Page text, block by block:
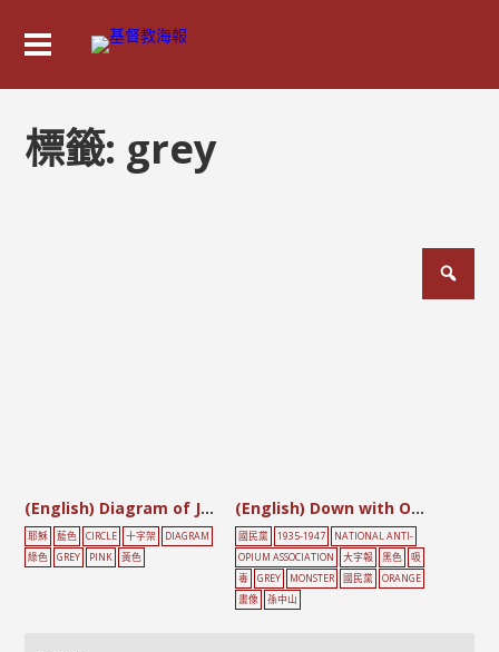
標籤: grey
(English) Diagram of Jesus’ Life
耶穌 藍色 CIRCLE 十字架
DIAGRAM
綠色
GREY PINK 黃色
(English) Down with Opium and Narcotics
國民黨 1935-1947
NATIONAL ANTI-
OPIUM ASSOCIATION
大字報 黑色
吸
毒
GREY MONSTER 國民黨
ORANGE
畫像
孫中山